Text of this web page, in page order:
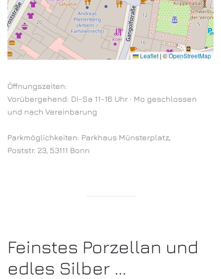
Leaflet | ©OpenStreetMap
Öffnungszeiten:
Vorübergehend: Di-Sa 11-16 Uhr · Mo geschlossen
und nach Vereinbarung
Parkmöglichkeiten: Parkhaus Münsterplatz,
Poststr. 23, 53111 Bonn
Feinstes Porzellan und
edles Silber ...